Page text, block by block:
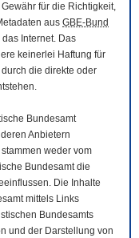
für die Richtigkeit,
aus GBE-Bund
Internet. Das
keinerlei Haftung für
die direkte oder
Bundesamt
Anbietern
weder vom
Bundesamt die
Die Inhalte
mittels Links
Bundesamts
und der Darstellung von